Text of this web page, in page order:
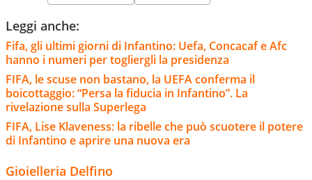
Leggi anche:
Fifa, gli ultimi giorni di Infantino: Uefa, Concacaf e Afc
hanno i numeri per togliergli la presidenza
FIFA, le scuse non bastano, la UEFA conferma il
boicottaggio: “Persa la fiducia in Infantino”. La
rivelazione sulla Superlega
FIFA, Lise Klaveness: la ribelle che può scuotere il potere
di Infantino e aprire una nuova era
Gioielleria Delfino